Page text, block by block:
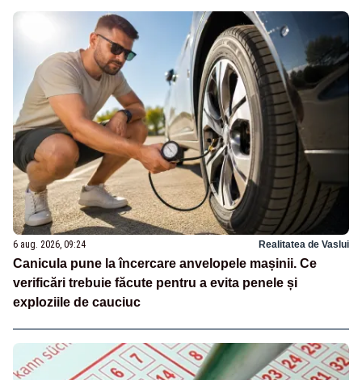
6 aug. 2026, 09:24 Realitatea de Vaslui
Canicula pune la încercare anvelopele mașinii. Ce
verificări trebuie făcute pentru a evita penele și
exploziile de cauciuc